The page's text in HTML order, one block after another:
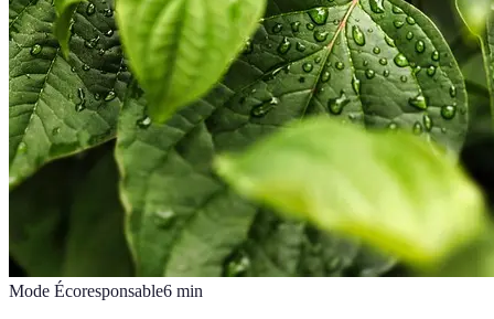
Mode Écoresponsable6 min